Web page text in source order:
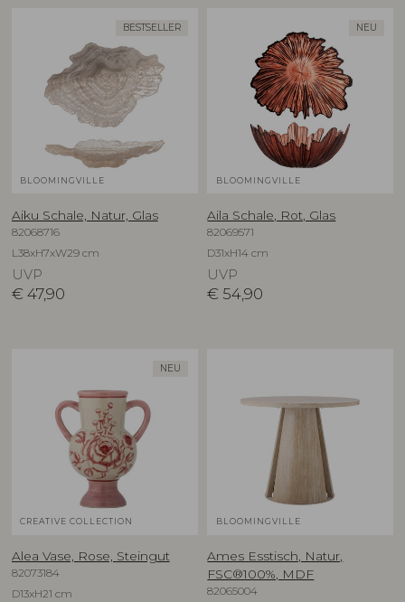
BESTSELLER
BLOOMINGVILLE
Aiku Schale, Natur, Glas
82068716
L38xH7xW29 cm
UVP
€ 47,90
NEU
BLOOMINGVILLE
Aila Schale, Rot, Glas
82069571
D31xH14 cm
UVP
€ 54,90
NEU
CREATIVE COLLECTION
Alea Vase, Rose, Steingut
82073184
D13xH21 cm
BLOOMINGVILLE
Ames Esstisch, Natur,
FSC®100%, MDF
82065004